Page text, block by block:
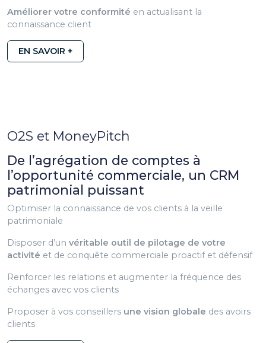
Améliorer votre conformité en actualisant la
connaissance client
EN SAVOIR +
O2S et MoneyPitch
De l’agrégation de comptes à
l’opportunité commerciale, un CRM
patrimonial puissant
Optimiser la connaissance de vos clients à la veille
patrimoniale
Disposer d’un véritable outil de pilotage de votre
activité et de conquête commerciale proactif et défensif
Renforcer les relations et augmenter la fréquence des
échanges avec vos clients
Proposer à vos conseillers une vision globale des avoirs
clients